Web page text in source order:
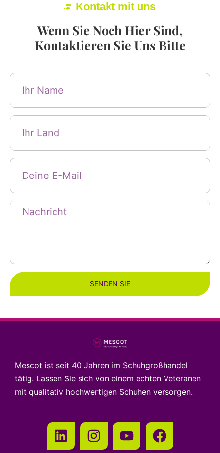
Kontakt mit uns
Wenn Sie Noch Hier Sind,
Kontaktieren Sie Uns Bitte
SENDEN SIE
Mescot ist seit 40 Jahren im Schuhgroßhandel
tätig. Lassen Sie sich von einem echten Veteranen
mit qualitativ hochwertigen Schuhen versorgen.